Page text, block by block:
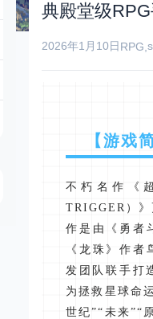
典殿堂级
2026年1月10日 RPG
【游戏
不朽名作《
TRIGGER）
作是由《勇者
《龙珠》作者
发团队联手打
为拯救星球命
世纪”“未来”“